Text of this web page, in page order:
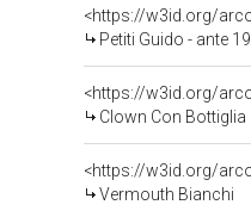
<https://w3id.org/
Petiti Guido - ante
<https://w3id.org/
Clown Con Bottiglia
<https://w3id.org/
Vermouth Bianchi